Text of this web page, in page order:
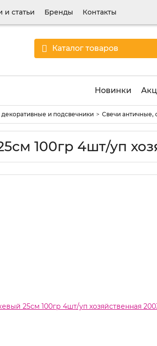
и статьи Бренды Контакты
Каталог товаров
Новинки
и подсвечники Свечи античные,
100гр 4шт/уп